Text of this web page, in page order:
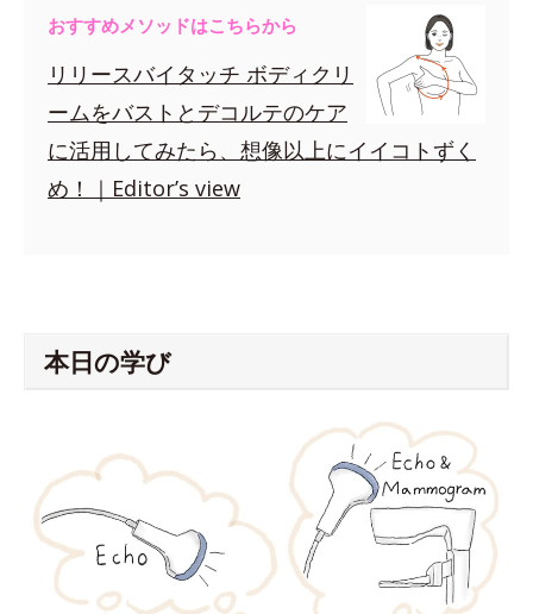
おすすめメソッドはこちらから
リリースバイタッチ ボディクリ
ームをバストとデコルテのケア
に活用してみたら、想像以上にイイコトずく
め！｜Editor’s view
本日の学び